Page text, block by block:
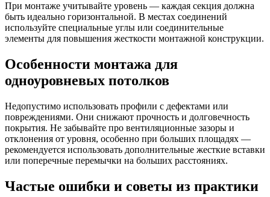
При монтаже учитывайте уровень — каждая секция должна
быть идеально горизонтальной. В местах соединений
используйте специальные углы или соединительные
элементы для повышения жесткости монтажной конструкции.
Особенности монтажа для
одноуровневых потолков
Недопустимо использовать профили с дефектами или
повреждениями. Они снижают прочность и долговечность
покрытия. Не забывайте про вентиляционные зазоры и
отклонения от уровня, особенно при больших площадях —
рекомендуется использовать дополнительные жесткие вставки
или поперечные перемычки на больших расстояниях.
Частые ошибки и советы из практики